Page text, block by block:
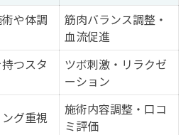
や体調
筋肉バランス調整・
血流促進
つスタ
ツボ刺激・リラクゼ
ーション
グ重視
施術内容調整・口コ
ミ評価